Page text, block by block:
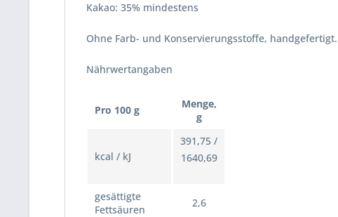
Kakao: 35% mindestens
Ohne Farb- und Konservierungsstoffe, handgefertigt.
Nährwertangaben
Pro 100 g
Menge,
g
kcal / kJ
391,75 /
1640,69
gesättigte
Fettsäuren
2,6